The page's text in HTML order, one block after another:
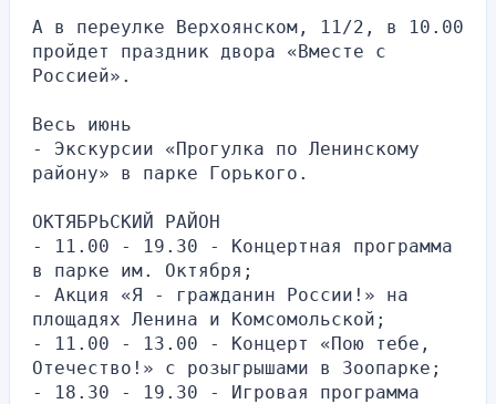
А в переулке Верхоянском, 11/2, в 10.00
пройдет праздник двора «Вместе с
Россией».
Весь июнь
- Экскурсии «Прогулка по Ленинскому
району» в парке Горького.
ОКТЯБРЬСКИЙ РАЙОН
- 11.00 - 19.30 - Концертная программа
в парке им. Октября;
- Акция «Я - гражданин России!» на
площадях Ленина и Комсомольской;
- 11.00 - 13.00 - Концерт «Пою тебе,
Отечество!» с розыгрышами в Зоопарке;
- 18.30 - 19.30 - Игровая программа